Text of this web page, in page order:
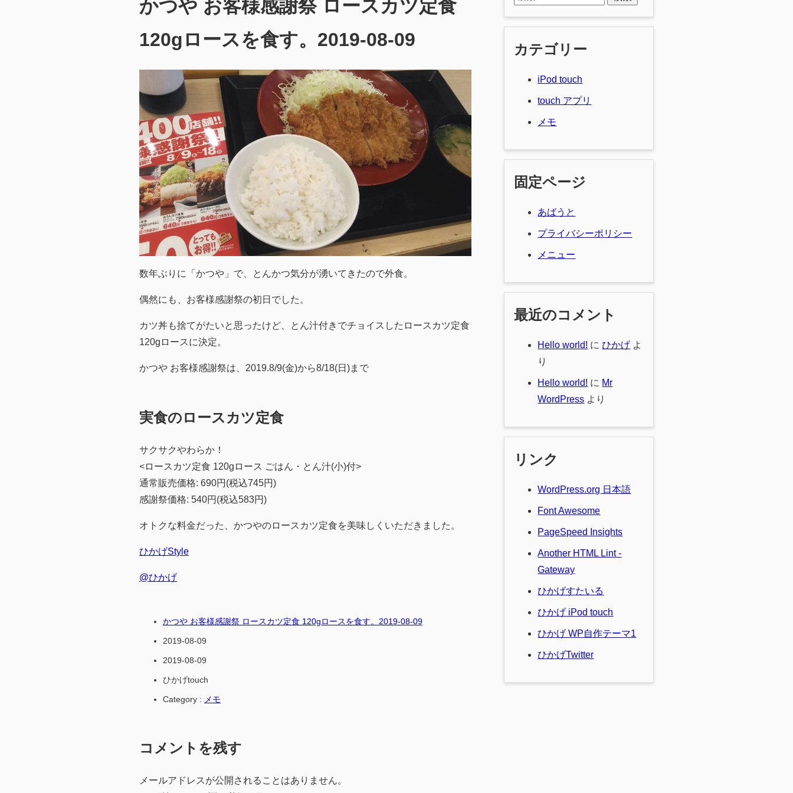
かつや お客様感謝祭 ロースカツ定食
120gロースを食す。2019-08-09
数年ぶりに「かつや」で、とんかつ気分が湧いてきたので外食。
偶然にも、お客様感謝祭の初日でした。
カツ丼も捨てがたいと思ったけど、とん汁付きでチョイスしたロースカツ定食
120gロースに決定。
かつや お客様感謝祭は、2019.8/9(金)から8/18(日)まで
実食のロースカツ定食
サクサクやわらか！
<ロースカツ定食 120gロース ごはん・とん汁(小)付>
通常販売価格: 690円(税込745円)
感謝祭価格: 540円(税込583円)
オトクな料金だった、かつやのロースカツ定食を美味しくいただきました。
ひかげStyle
@ひかげ
かつや お客様感謝祭 ロースカツ定食 120gロースを食す。2019-08-09
2019-08-09
2019-08-09
ひかげtouch
Category : メモ
コメントを残す
メールアドレスが公開されることはありません。
カテゴリー
iPod touch
touch アプリ
メモ
固定ページ
あばうと
プライバシーポリシー
メニュー
最近のコメント
Hello world! にひかげ よ
り
Hello world! に Mr
WordPress より
リンク
WordPress.org 日本語
Font Awesome
PageSpeed Insights
Another HTML Lint -
Gateway
ひかげすたいる
ひかげ iPod touch
ひかげ WP自作テーマ1
ひかげTwitter